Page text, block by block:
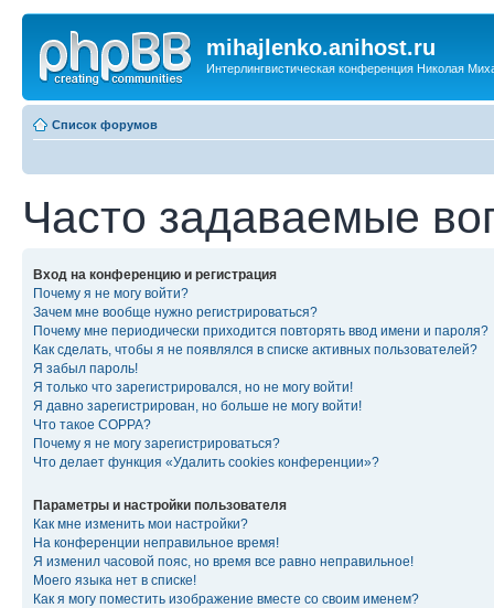
mihajlenko.anihost.ru
Интерлингвистическая конференция Николая
Список форумов
Часто задаваемые
Вход на конференцию и регистрация
Почему я не могу войти?
Зачем мне вообще нужно регистрироваться?
Почему мне периодически приходится повторять ввод имени и пароля?
Как сделать, чтобы я не появлялся в списке активных пользователей?
Я забыл пароль!
Я только что зарегистрировался, но не могу войти!
Я давно зарегистрирован, но больше не могу войти!
Что такое COPPA?
Почему я не могу зарегистрироваться?
Что делает функция «Удалить cookies конференции»?
Параметры и настройки пользователя
Как мне изменить мои настройки?
На конференции неправильное время!
Я изменил часовой пояс, но время все равно неправильное!
Моего языка нет в списке!
Как я могу поместить изображение вместе со своим именем?